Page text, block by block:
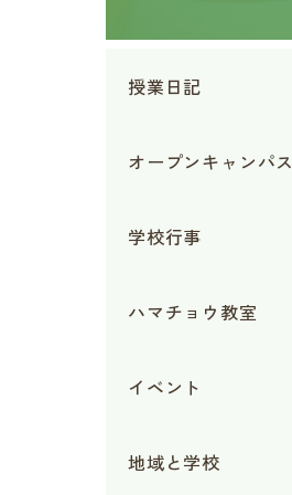
授業日記
オープンキャンパス
学校行事
ハマチョウ教室
イベント
地域と学校